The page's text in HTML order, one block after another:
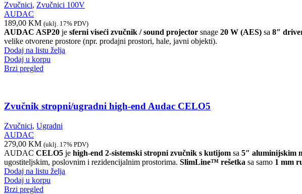
Zvučnici, Zvučnici 100V
AUDAC
189,00 KM (uklj. 17% PDV)
AUDAC ASP20 je sferni viseći zvučnik / sound projector snage 20 W (AES) sa 8″
velike otvorene prostore (npr. prodajni prostori, hale, javni objekti).
Dodaj na listu želja
Dodaj u korpu
Brzi pregled
Zvučnik stropni/ugradni high-end Audac CELO5
Zvučnici, Ugradni
AUDAC
279,00 KM (uklj. 17% PDV)
AUDAC CELO5 je high-end 2-sistemski stropni zvučnik s kutijom sa 5″ aluminijskim
ugostiteljskim, poslovnim i rezidencijalnim prostorima. SlimLine™ rešetka sa samo 1 mm
Dodaj na listu želja
Dodaj u korpu
Brzi pregled